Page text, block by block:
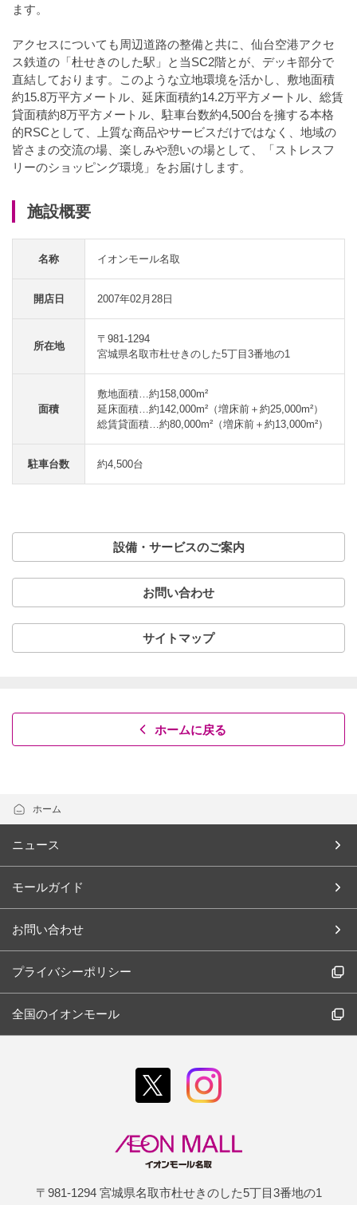
ます。
アクセスについても周辺道路の整備と共に、仙台空港アクセ
ス鉄道の「杜せきのした駅」と当SC2階とが、デッキ部分で
直結しております。このような立地環境を活かし、敷地面積
約15.8万平方メートル、延床面積約14.2万平方メートル、総賃
貸面積約8万平方メートル、駐車台数約4,500台を擁する本格
的RSCとして、上質な商品やサービスだけではなく、地域の
皆さまの交流の場、楽しみや憩いの場として、「ストレスフ
リーのショッピング環境」をお届けします。
施設概要
名称 イオンモール名取
開店日 2007年02月28日
所在地
〒981-1294
宮城県名取市杜せきのした5丁目3番地の1
面積
敷地面積…約158,000m²
延床面積…約142,000m²（増床前＋約25,000m²）
総賃貸面積…約80,000m²（増床前＋約13,000m²）
駐車台数 約4,500台
設備・サービスのご案内
お問い合わせ
サイトマップ
ホームに戻る
ホーム
ニュース
モールガイド
お問い合わせ
プライバシーポリシー
全国のイオンモール
〒981-1294 宮城県名取市杜せきのした5丁目3番地の1